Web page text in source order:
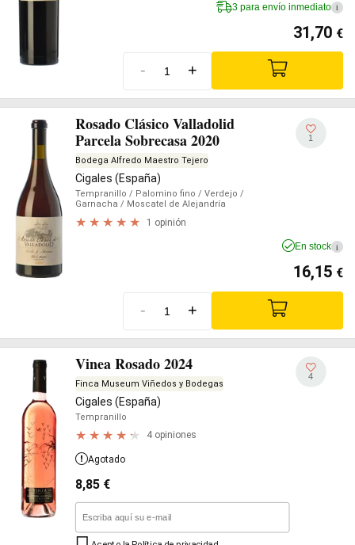
3 para envío inmediato i
31,70 €
- +
Rosado Clásico Valladolid
Parcela Sobrecasa 2020
Bodega Alfredo Maestro Tejero
Cigales (España)
Tempranillo / Palomino fino / Verdejo /
Garnacha / Moscatel de Alejandría
1 opinión
1
En stock i
16,15 €
- +
Vinea Rosado 2024
Finca Museum Viñedos y Bodegas
Cigales (España)
Tempranillo
4 opiniones
4
Agotado
8,85 €